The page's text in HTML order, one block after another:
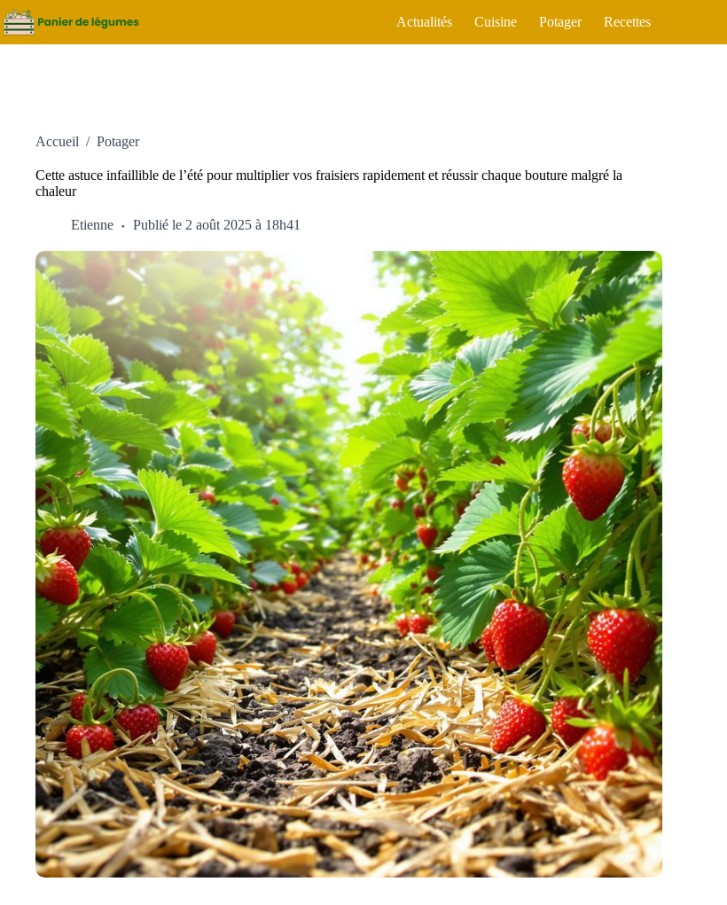
Passer
au
contenu
Actualités Cuisine Potager Recettes
Accueil / Potager
Cette astuce infaillible de l’été pour multiplier vos fraisiers rapidement et réussir chaque bouture malgré la
chaleur
Etienne Publié le 2 août 2025 à 18h41